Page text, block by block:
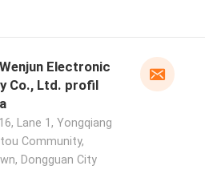
Electronic
Co., Ltd. profil
Lane 1, Yongqiang
Community,
Dongguan City